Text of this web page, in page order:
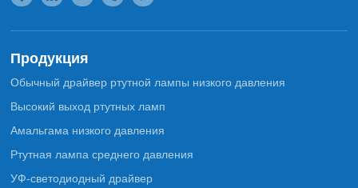
Продукция
Обычный драйвер ртутной лампы низкого давления
Высокий выход ртутных ламп
Амальгама низкого давления
Ртутная лампа среднего давления
УФ-светодиодный драйвер